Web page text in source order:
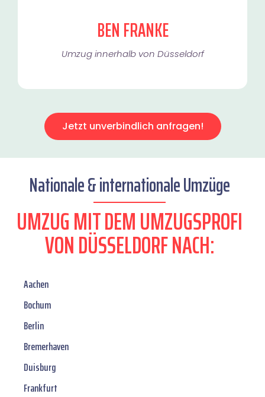
BEN FRANKE
Umzug innerhalb von Düsseldorf​
Jetzt unverbindlich anfragen!
Nationale & internationale Umzüge
UMZUG MIT DEM UMZUGSPROFI
VON DÜSSELDORF NACH:
Aachen
Bochum
Berlin
Bremerhaven
Duisburg
Frankfurt